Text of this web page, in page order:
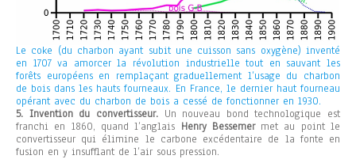
Le coke (du charbon ayant subit une cuisson sans oxygène) inventé
en 1707 va amorcer la révolution industrielle tout en sauvant les
forêts européens en remplaçant graduellement l’usage du charbon
de bois dans les hauts fourneaux. En France, le dernier haut fourneau
opérant avec du charbon de bois a cessé de fonctionner en 1930.
5. Invention du convertisseur.Un nouveau bond technologique est
franchi en 1860, quand l’anglais Henry Bessemermet au point le
convertisseur qui élimine le carbone excédentaire de la fonte en
fusion en y insufflant de l’air sous pression.